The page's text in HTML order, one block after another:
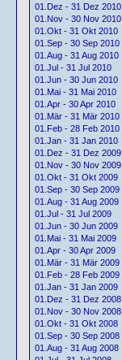
01.Dez - 31 Dez 2010
01.Nov - 30 Nov 2010
01.Okt - 31 Okt 2010
01.Sep - 30 Sep 2010
01.Aug - 31 Aug 2010
01.Jul - 31 Jul 2010
01.Jun - 30 Jun 2010
01.Mai - 31 Mai 2010
01.Apr - 30 Apr 2010
01.Mär - 31 Mär 2010
01.Feb - 28 Feb 2010
01.Jan - 31 Jan 2010
01.Dez - 31 Dez 2009
01.Nov - 30 Nov 2009
01.Okt - 31 Okt 2009
01.Sep - 30 Sep 2009
01.Aug - 31 Aug 2009
01.Jul - 31 Jul 2009
01.Jun - 30 Jun 2009
01.Mai - 31 Mai 2009
01.Apr - 30 Apr 2009
01.Mär - 31 Mär 2009
01.Feb - 28 Feb 2009
01.Jan - 31 Jan 2009
01.Dez - 31 Dez 2008
01.Nov - 30 Nov 2008
01.Okt - 31 Okt 2008
01.Sep - 30 Sep 2008
01.Aug - 31 Aug 2008